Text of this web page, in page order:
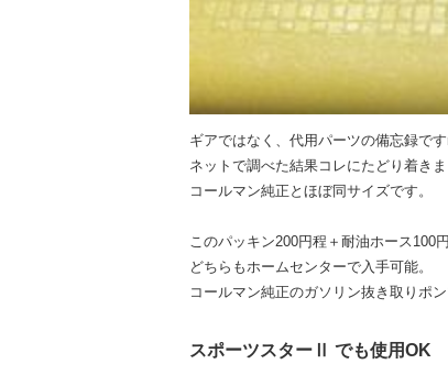
ギアではなく、代用パーツの備忘録で
ネットで調べた結果コレにたどり着きま
コールマン純正とほぼ同サイズです。
このパッキン200円程＋耐油ホース100円
どちらもホームセンターで入手可能。
コールマン純正のガソリン抜き取りポ
スポーツスターⅡ でも使用OK